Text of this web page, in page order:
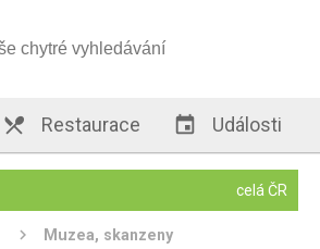
 Restaurace  Události
celá ČR
Muzea, skanzeny